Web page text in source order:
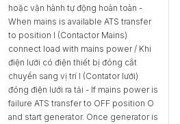
hoặc vận hành tự động hoàn toàn -
When mains is available ATS transfer
to position I (Contactor Mains)
connect load with mains power / Khi
điện lưới có điện thiết bị đóng cắt
chuyển sang vị trí I (Contator lưới)
đóng điện lưới ra tải - If mains power is
failure ATS transfer to OFF position O
and start generator. Once generator is